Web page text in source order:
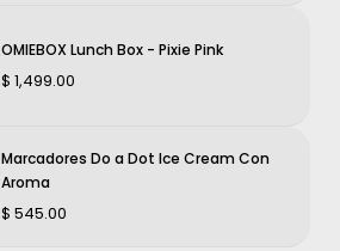
OMIEBOX Lunch Box - Pixie Pink
$ 1,499.00
Marcadores Do a Dot Ice Cream Con
Aroma
$ 545.00